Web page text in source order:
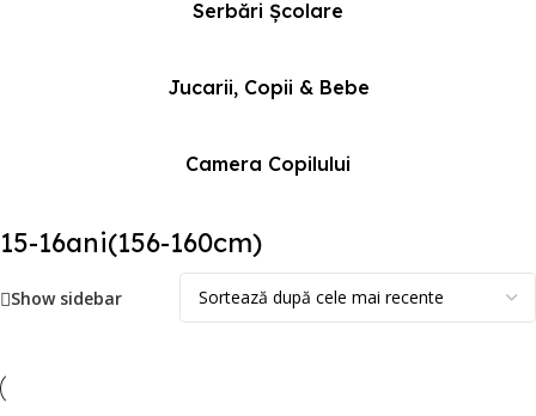
Serbări Școlare
Jucarii, Copii & Bebe
Camera Copilului
15-16ani(156-160cm)
Show sidebar